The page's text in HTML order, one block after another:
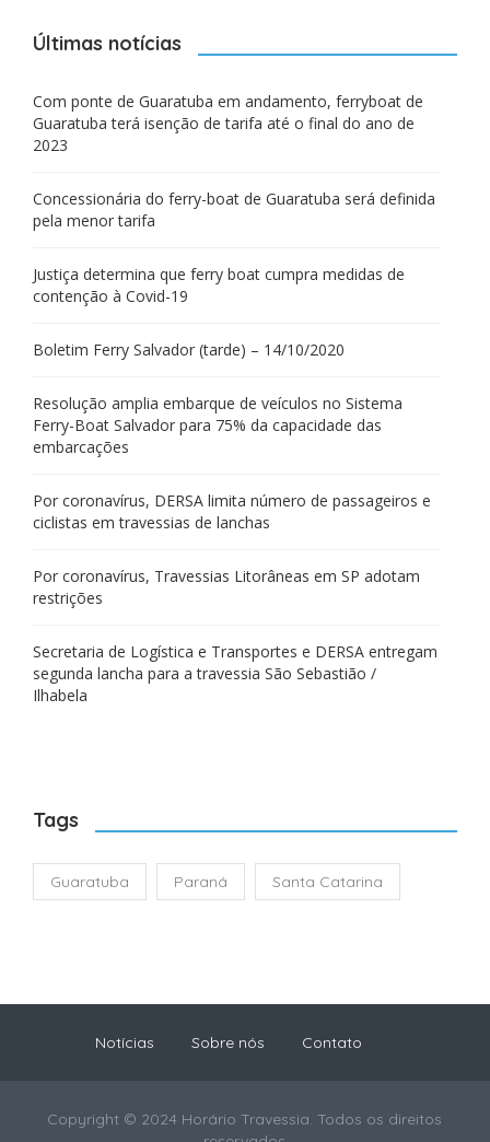
Últimas notícias
Com ponte de Guaratuba em andamento, ferryboat de
Guaratuba terá isenção de tarifa até o final do ano de
2023
Concessionária do ferry-boat de Guaratuba será definida
pela menor tarifa
Justiça determina que ferry boat cumpra medidas de
contenção à Covid-19
Boletim Ferry Salvador (tarde) – 14/10/2020
Resolução amplia embarque de veículos no Sistema
Ferry-Boat Salvador para 75% da capacidade das
embarcações
Por coronavírus, DERSA limita número de passageiros e
ciclistas em travessias de lanchas
Por coronavírus, Travessias Litorâneas em SP adotam
restrições
Secretaria de Logística e Transportes e DERSA entregam
segunda lancha para a travessia São Sebastião /
Ilhabela
Tags
Guaratuba Paraná Santa Catarina
Notícias Sobre nós Contato
Copyright © 2024 Horário Travessia. Todos os direitos